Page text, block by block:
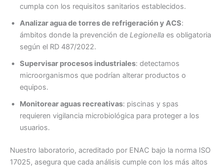
cumpla con los requisitos sanitarios establecidos.
Analizar agua de torres de refrigeración y ACS:
ámbitos donde la prevención de Legionella es obligatoria
según el RD 487/2022.
Supervisar procesos industriales: detectamos
microorganismos que podrían alterar productos o
equipos.
Monitorear aguas recreativas: piscinas y spas
requieren vigilancia microbiológica para proteger a los
usuarios.
Nuestro laboratorio, acreditado por ENAC bajo la norma ISO
17025, asegura que cada análisis cumple con los más altos